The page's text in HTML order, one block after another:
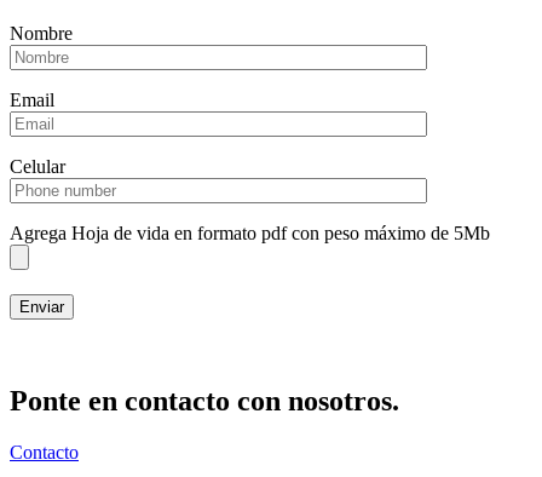
Nombre
Email
Celular
Agrega Hoja de vida en formato pdf con peso máximo de 5Mb
Enviar
Ponte en contacto con nosotros.
Contacto